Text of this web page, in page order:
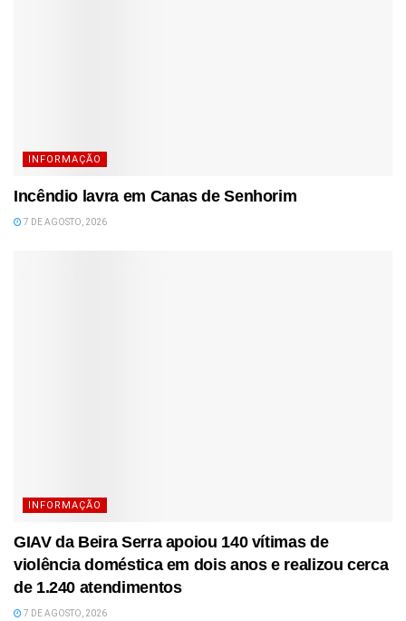
INFORMAÇÃO
Incêndio lavra em Canas de Senhorim
7 DE AGOSTO, 2026
INFORMAÇÃO
GIAV da Beira Serra apoiou 140 vítimas de
violência doméstica em dois anos e realizou cerca
de 1.240 atendimentos
7 DE AGOSTO, 2026